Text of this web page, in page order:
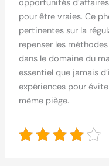
opportunités
pour être vraies. Ce
pertinentes sur la
repenser les
dans le domaine du
essentiel que jamais
expériences pour
même piège.